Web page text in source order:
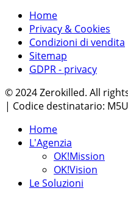
Home
Privacy & Cookies
Condizioni di vendita
Sitemap
GDPR - privacy
© 2024 Zerokilled. All
| Codice destinatario:
Home
L'Agenzia
OK!Mission
OK!Vision
Le Soluzioni